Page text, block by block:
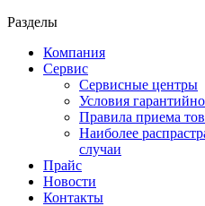
Разделы
Компания
Сервис
Сервисные центры
Условия
Правила приема
Наиболее
случаи
Прайс
Новости
Контакты